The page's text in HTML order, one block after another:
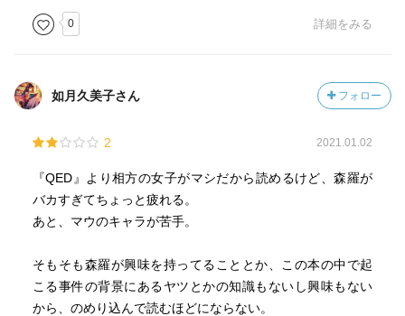
まりにもひどすぎ。狂気の沙汰(>_<)
即座にあんなこと出来るかどうかってのも問題だけど、
か？……(´ε｀；)ｳｰﾝ…
ってわけで無料ぶんはこれにて終了( ´ ▽ ` )ﾉ
1～3巻までとそれ以降はまるで別物のような舞台展開を
考古学を題材にした正統派ミステリーではあるんだけ
トリック・ストーリー・動機の三つすべてが及第点のエ
ピソードはまれで、たいていどれか一つ二つがトンデモレ
ベルでひどい代物……（ネタ＝目のつけどころは全エピソ
0 詳細をみる
如月久美子さん フォロー
2 2021.01.02
『QED』より相方の女子がマシだから読めるけど、森羅が
バカすぎてちょっと疲れる。
あと、マウのキャラが苦手。
そもそも森羅が興味を持ってることとか、この本の中で起
こる事件の背景にあるヤツとかの知識もないし興味もない
から、のめり込んで読むほどにならない。